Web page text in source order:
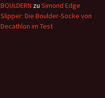
BOULDERN zu Simond Edge
Slipper: Die Boulder-Socke von
Decathlon im Test